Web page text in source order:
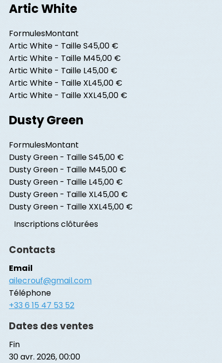
Artic White
FormulesMontant
Artic White - Taille S45,00 €
Artic White - Taille M45,00 €
Artic White - Taille L45,00 €
Artic White - Taille XL45,00 €
Artic White - Taille XXL45,00 €
Dusty Green
FormulesMontant
Dusty Green - Taille S45,00 €
Dusty Green - Taille M45,00 €
Dusty Green - Taille L45,00 €
Dusty Green - Taille XL45,00 €
Dusty Green - Taille XXL45,00 €
Inscriptions clôturées
Contacts
Email
ailecrouf@gmail.com
Téléphone
+33 6 15 47 53 52
Dates des ventes
Fin
30 avr. 2026, 00:00